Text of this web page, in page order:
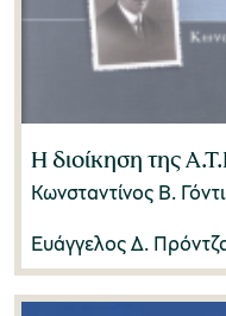
Η διοίκηση της
Κωνσταντίνος Β.
Ευάγγελος Δ.